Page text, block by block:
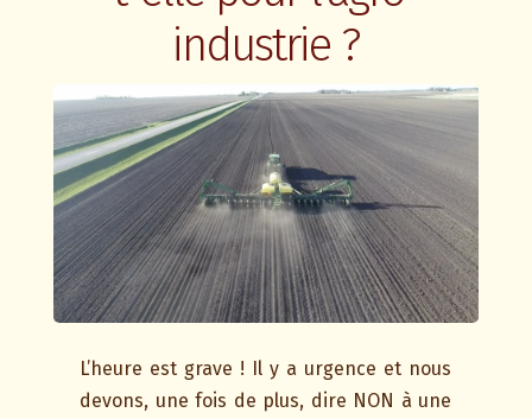
industrie ?
L’heure est grave ! Il y a urgence et nous
devons, une fois de plus, dire NON à une